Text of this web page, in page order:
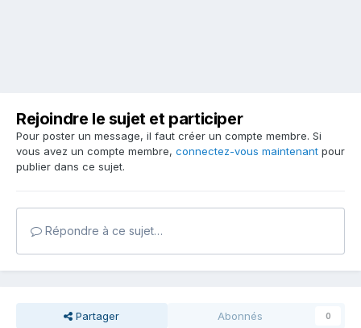
Rejoindre le sujet et participer
Pour poster un message, il faut créer un compte membre. Si
vous avez un compte membre, connectez-vous maintenant pour
publier dans ce sujet.
Répondre à ce sujet…
Partager Abonnés 0